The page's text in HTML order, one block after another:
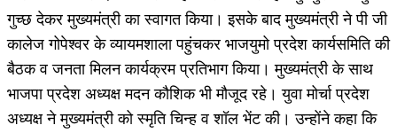
गुच्छ देकर मुख्यमंत्री का स्वागत किया। इसके बाद मुख्यमंत्री ने पी जी
कालेज गोपेश्वर के व्यायमशाला पहुंचकर भाजयुमो प्रदेश कार्यसमिति की
बैठक व जनता मिलन कार्यक्रम प्रतिभाग किया। मुख्यमंत्री के साथ
भाजपा प्रदेश अध्यक्ष मदन कौशिक भी मौजूद रहे। युवा मोर्चा प्रदेश
अध्यक्ष ने मुख्यमंत्री को स्मृति चिन्ह व शॉल भेंट की। उन्होंने कहा कि